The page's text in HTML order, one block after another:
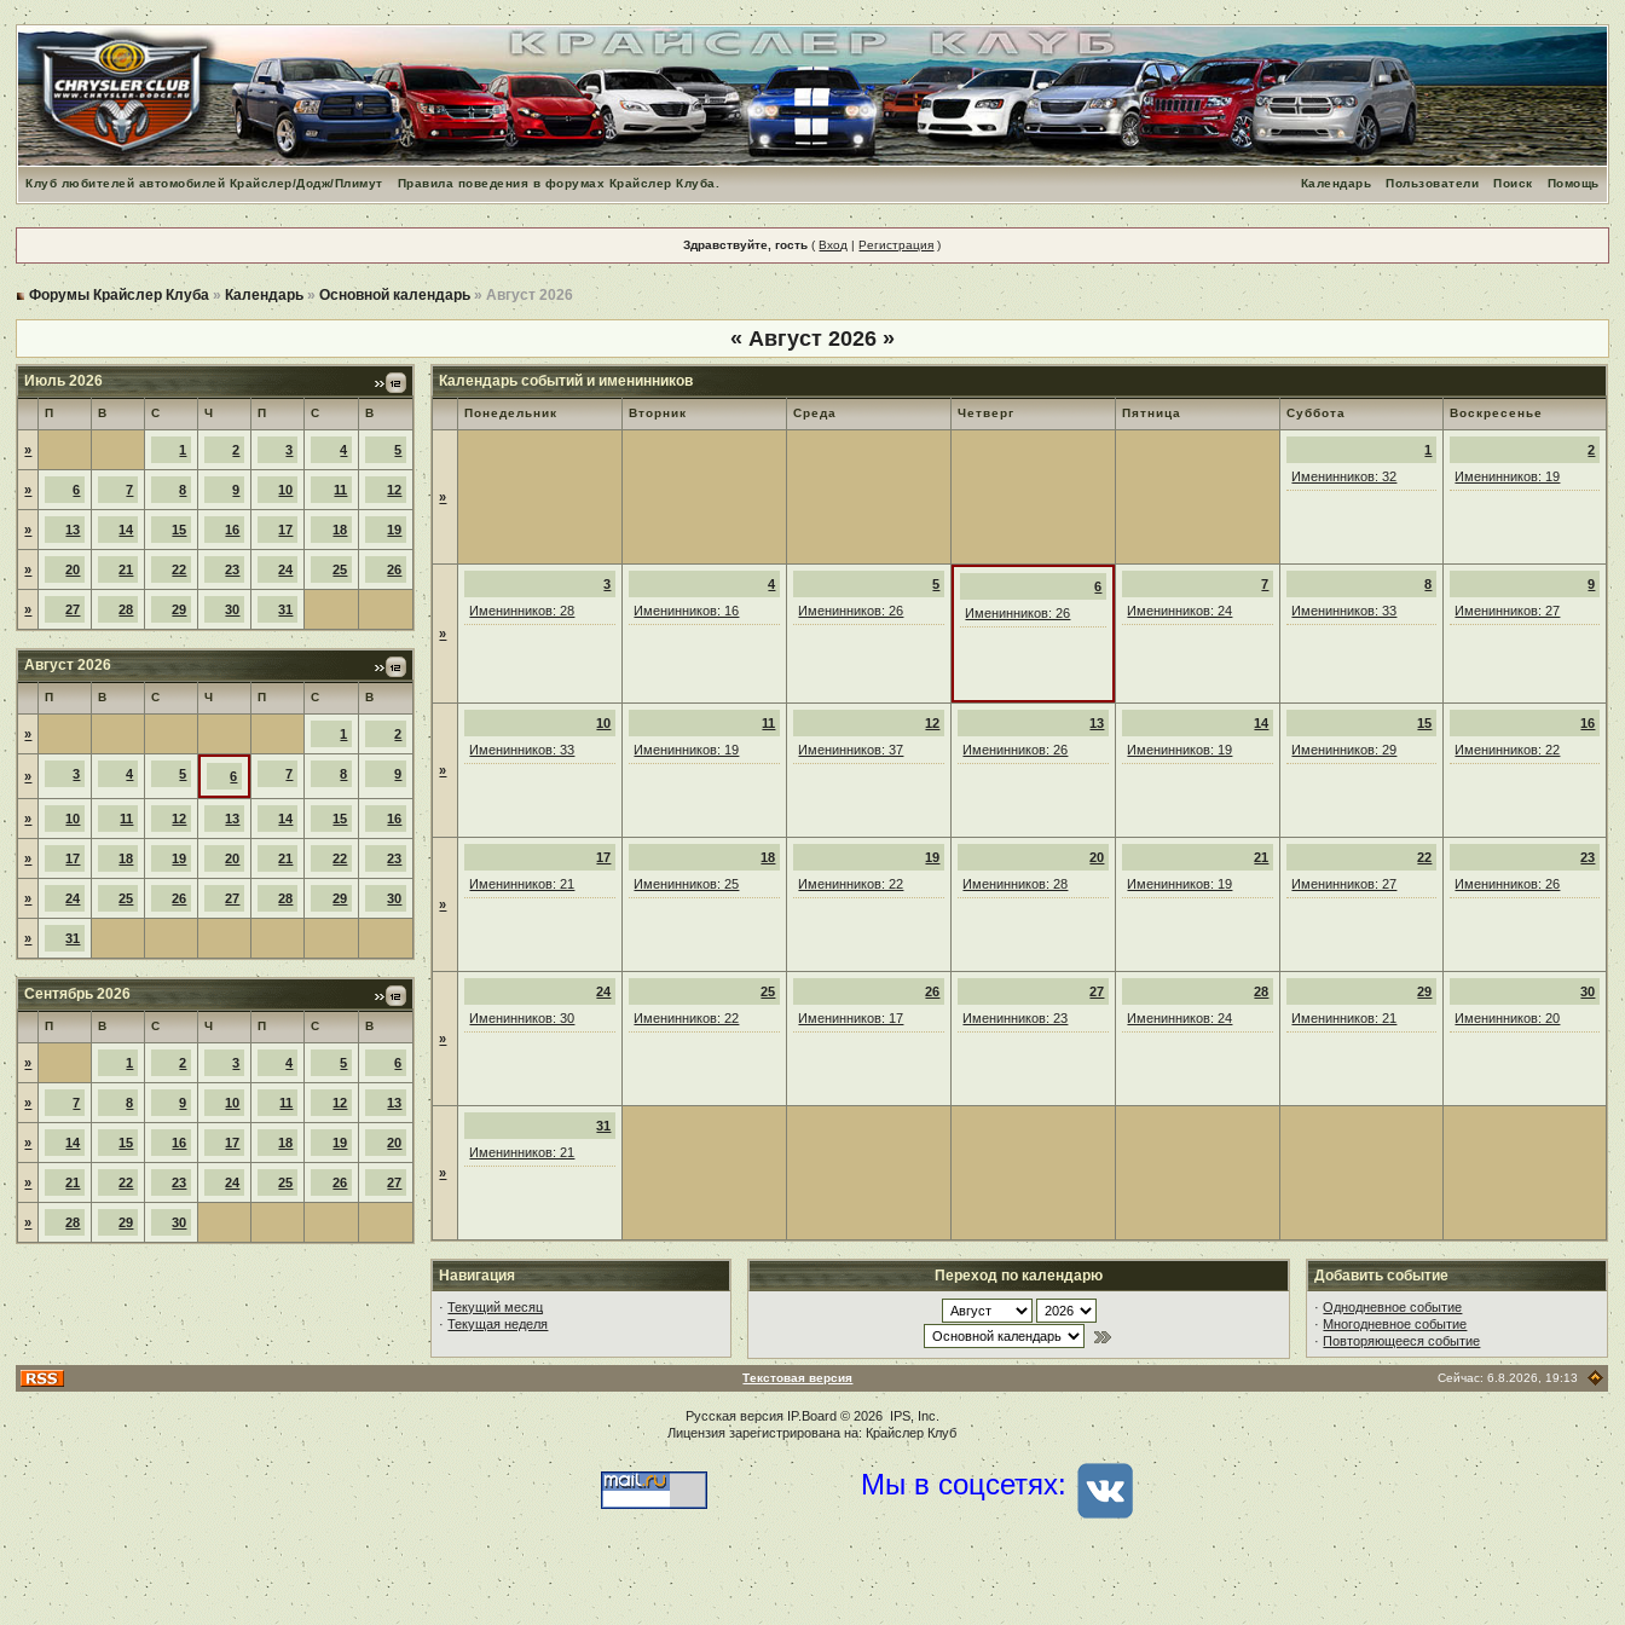
Клуб любителей автомобилей Крайслер/Додж/Плимут Правила поведения в форумах Крайслер Клуба. Помощь
Поиск
Пользователи
Календарь
Здравствуйте, гость (Вход |Регистрация )
Форумы Крайслер Клуба »Календарь »Основной календарь » Август 2026
« Август 2026 »
Июль 2026
П В С Ч П С В
» 1 2 3 4 5
» 6 7 8 9 10 11 12
» 13 14 15 16 17 18 19
» 20 21 22 23 24 25 26
» 27 28 29 30 31
Август 2026
П В С Ч П С В
» 1 2
» 3 4 5 6 7 8 9
» 10 11 12 13 14 15 16
» 17 18 19 20 21 22 23
» 24 25 26 27 28 29 30
» 31
Сентябрь 2026
П В С Ч П С В
» 1 2 3 4 5 6
» 7 8 9 10 11 12 13
» 14 15 16 17 18 19 20
» 21 22 23 24 25 26 27
» 28 29 30
Календарь событий и именинников
Понедельник Вторник Среда Четверг Пятница Суббота Воскресенье
»
1
Именинников: 32
2
Именинников: 19
»
3
Именинников: 28
4
Именинников: 16
5
Именинников: 26
6
Именинников: 26
7
Именинников: 24
8
Именинников: 33
9
Именинников: 27
»
10
Именинников: 33
11
Именинников: 19
12
Именинников: 37
13
Именинников: 26
14
Именинников: 19
15
Именинников: 29
16
Именинников: 22
»
17
Именинников: 21
18
Именинников: 25
19
Именинников: 22
20
Именинников: 28
21
Именинников: 19
22
Именинников: 27
23
Именинников: 26
»
24
Именинников: 30
25
Именинников: 22
26
Именинников: 17
27
Именинников: 23
28
Именинников: 24
29
Именинников: 21
30
Именинников: 20
»
31
Именинников: 21
Навигация
·Текущий месяц
·Текущая неделя
Переход по календарю Добавить событие
·Однодневное событие
· Многодневное событие
· Повторяющееся событие
Текстовая версия Сейчас: 6.8.2026, 19:13
Русская версия IP.Board© 2026 IPS, Inc
Лицензия зарегистрирована на: Крайслер Клуб
Мы в соцсетях: